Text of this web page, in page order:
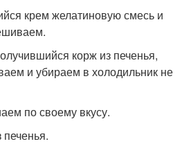
крем желатиновую смесь и
корж из печенья,
и убираем в холодильник не
по своему вкусу.
печенья.